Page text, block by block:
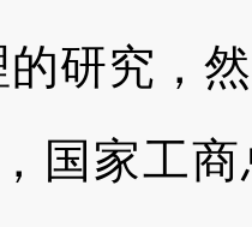
研究，
国家工